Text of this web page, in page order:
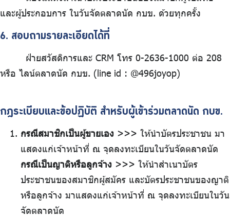
และผู้ประกอบการ ในวันจัดตลาดนัด กบข. ด้วยทุกครั้ง
6. สอบถามรายละเอียดได้ที่
ฝ่ายสวัสดิการและ CRM โทร 0-2636-1000 ต่อ 208
หรือ ไลน์ตลาดนัด กบข. (line id : @496joyop)
กฎระเบียบและข้อปฏิบัติ สำหรับผู้เข้าร่วมตลาดนัด กบข.
กรณีสมาชิกเป็นผู้ขายเอง >>> ให้นำบัตรประชาชน มา
แสดงแก่เจ้าหน้าที่ ณ จุดลงทะเบียนในวันจัดตลาดนัด
กรณีเป็นญาติหรือลูกจ้าง >>> ให้นำสำเนาบัตร
ประชาชนของสมาชิกผู้สมัคร และบัตรประชาชนของญาติ
หรือลูกจ้าง มาแสดงแก่เจ้าหน้าที่ ณ จุดลงทะเบียนในวัน
จัดตลาดนัด